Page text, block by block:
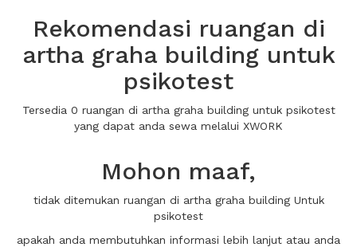
Rekomendasi ruangan di
artha graha building untuk
psikotest
Tersedia 0 ruangan di artha graha building untuk psikotest
yang dapat anda sewa melalui XWORK
Mohon maaf,
tidak ditemukan ruangan di artha graha building Untuk
psikotest
apakah anda membutuhkan informasi lebih lanjut atau anda